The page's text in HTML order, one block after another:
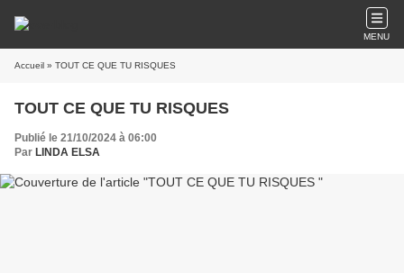
MENU
Accueil » TOUT CE QUE TU RISQUES
TOUT CE QUE TU RISQUES
Publié le 21/10/2024 à 06:00
Par LINDA ELSA